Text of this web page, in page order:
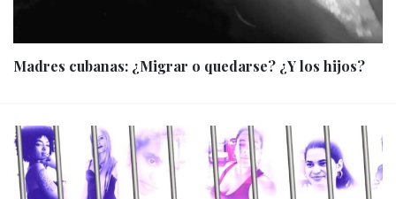
Madres cubanas: ¿Migrar o quedarse? ¿Y los hijos?